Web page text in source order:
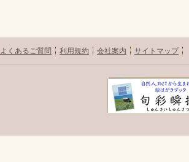
よくあるご質問 利用規約 会社案内 サイトマップ